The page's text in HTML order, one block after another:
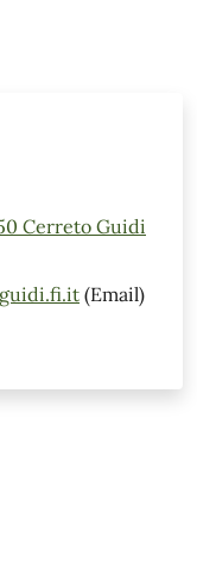
Cerreto Guidi
(Email)